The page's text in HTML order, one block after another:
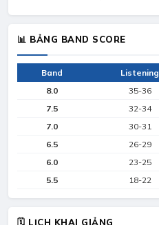
📊 BẢNG BAND SCORE
Band Listening
8.0
35-36
7.5
32-34
7.0
30-31
6.5
26-29
6.0
23-25
5.5
18-22
🗓 LỊCH KHAI GIẢNG